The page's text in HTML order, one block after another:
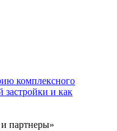
комплексного
застройки и как
партнеры»